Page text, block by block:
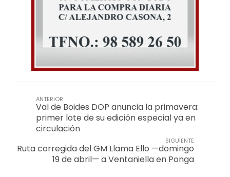
ANTERIOR
Val de Boides DOP anuncia la primavera:
primer lote de su edición especial ya en
circulación
SIGUIENTE
Ruta corregida del GM Llama Ello —domingo
19 de abril— a Ventaniella en Ponga